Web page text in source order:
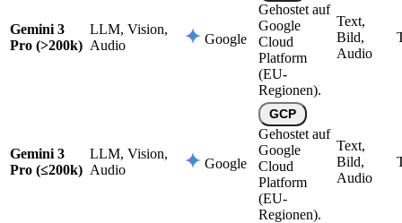
Gemini 3
Pro (>200k)
LLM, Vision,
Audio
Google
Gehostet auf
Google
Cloud
Platform
(EU-
Regionen).
Text,
Bild,
Audio
Gemini 3
Pro (≤200k)
LLM, Vision,
Audio
Google
GCP
Gehostet auf
Google
Cloud
Platform
(EU-
Regionen).
Text,
Bild,
Audio